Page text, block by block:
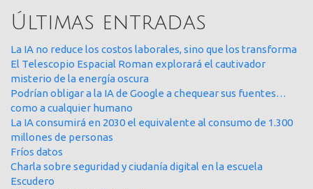
Últimas entradas
La IA no reduce los costos laborales, sino que los transforma
El Telescopio Espacial Roman explorará el cautivador
misterio de la energía oscura
Podrían obligar a la IA de Google a chequear sus fuentes…
como a cualquier humano
La IA consumirá en 2030 el equivalente al consumo de 1.300
millones de personas
Fríos datos
Charla sobre seguridad y ciudanía digital en la escuela
Escudero